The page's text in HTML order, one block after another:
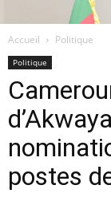
Accueil Politique
Politique
postes